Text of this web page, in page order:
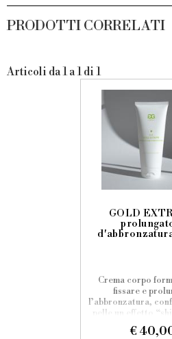
PRODOTTI CORRELATI
Articoli da 1 a 1 di 1
GOLD
Crema corpo
fissare e
l’abbronzatura,
pelle un effetto
age. È ideale per
colorito sano e
€